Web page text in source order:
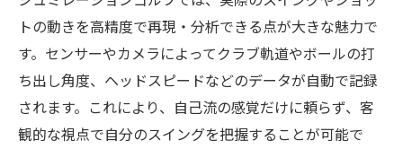
実戦に活きる応用トレーニングのポイント
効果実感できるシュミレーションゴルフの
使い方
シュミレーションゴルフ上達に役立つ分析
方法
トの動きを高精度で再現・分析できる点が大きな魅力で
す。センサーやカメラによってクラブ軌道やボールの打
ち出し角度、ヘッドスピードなどのデータが自動で記録
されます。これにより、自己流の感覚だけに頼らず、客
観的な視点で自分のスイングを把握することが可能で